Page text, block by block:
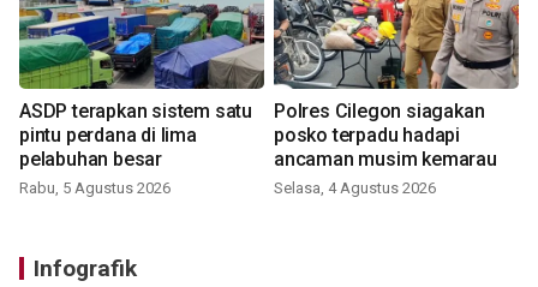
ASDP terapkan sistem satu
pintu perdana di lima
pelabuhan besar
Rabu, 5 Agustus 2026
Polres Cilegon siagakan
posko terpadu hadapi
ancaman musim kemarau
Selasa, 4 Agustus 2026
Infografik